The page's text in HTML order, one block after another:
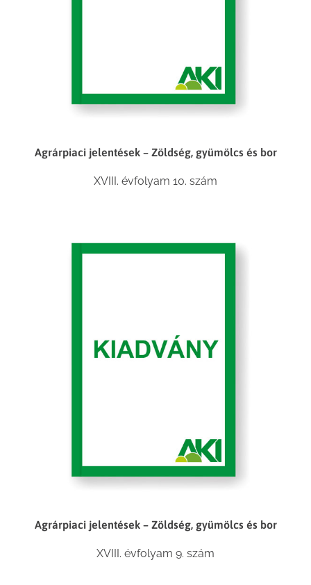
Agrárpiaci jelentések – Zöldség, gyümölcs és bor
XVIII. évfolyam 10. szám
Agrárpiaci jelentések – Zöldség, gyümölcs és bor
XVIII. évfolyam 9. szám